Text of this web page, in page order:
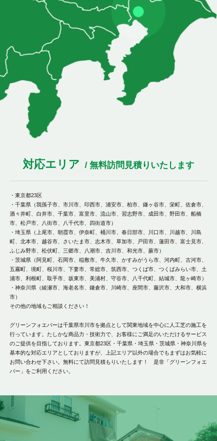
対応エリア / 無料訪問見積りいたします
・東京都23区
・千葉県（我孫子市、市川市、印西市、浦安市、柏市、鎌ヶ谷市、栄町、佐倉市、
酒々井町、白井市、千葉市、富里市、流山市、習志野市、成田市、野田市、船橋
市、松戸市、八街市、八千代市、四街道市）
・埼玉県（上尾市、朝霞市、伊奈町、桶川市、春日部市、川口市、川越市、川島
町、北本市、越谷市、さいたま市、志木市、草加市、戸田市、蓮田市、富士見市、
ふじみ野市、松伏町、三郷市、八潮市、吉川市、和光市、蕨市）
・茨城県（阿見町、石岡市、稲敷市、牛久市、かすみがうら市、河内町、古河市、
五霧町、境町、桜川市、下妻市、常総市、筑西市、つくば市、つくばみらい市、土
浦市、利根町、取手市、坂東市、美浦村、守谷市、八千代町、結城市、龍ヶ崎市）
・神奈川県（綾瀬市、海老名市、鎌倉市、川崎市、座間市、藤沢市、大和市、横浜
市）
その他の地域もご相談ください！
グリーンフォエバーは千葉県市川市を拠点として関東地域を中心に人工芝の施工を
行っています。たしかな商品力・技術力で、お客様にご満足のいただけるサービス
のご提供を目指しております。東京都23区・千葉県・埼玉県・茨城県・神奈川県を
基本的な対応エリアとしておりますが、上記エリア以外の場合でもまずはお気軽に
お問い合わせ下さい。無料にて訪問見積もりいたします！ 是非「グリーンフォエ
バー」をご利用ください。